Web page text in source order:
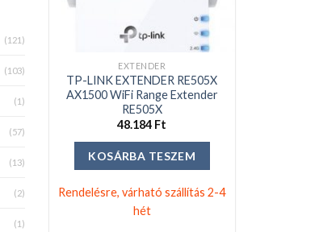
(121)
(103)
(1)
(57)
(13)
(2)
(1)
EXTENDER
TP-LINK EXTENDER RE505X
AX1500 WiFi Range Extender
RE505X
48.184 Ft
KOSÁRBA TESZEM
Rendelésre, várható szállítás 2-4
hét